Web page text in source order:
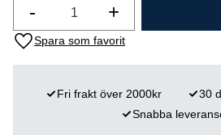
+
-
Lägg till i favoriter
Fri frakt över 2000kr
30
Snabba